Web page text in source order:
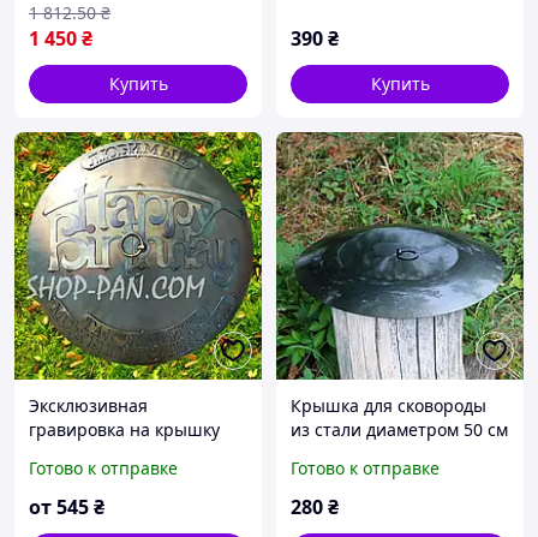
1 450₴
1 812.50 ₴
Купить
390₴
Купить
Эксклюзивная
гравировка на крышку
Готово к отправке
от545₴
Крышка для сковороды
из стали диаметром 50 см
Готово к отправке
280₴